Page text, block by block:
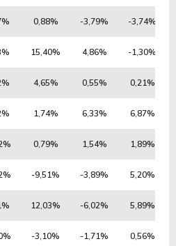
0,88% -3,79% -3,74%
15,40% 4,86% -1,30%
4,65% 0,55% 0,21%
1,74% 6,33% 6,87%
0,79% 1,54% 1,89%
-9,51% -3,89% 5,20%
12,03% -6,02% 5,89%
-3,10% -1,71% 0,56%